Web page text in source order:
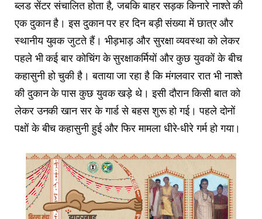
ब्लड सेंटर संचालित होता है, जबकि बाहर सड़क किनारे नाश्ते की
एक दुकान है। इस दुकान पर हर दिन बड़ी संख्या में छात्र और
स्थानीय युवक जुटते हैं। भीड़भाड़ और सुरक्षा व्यवस्था को लेकर
पहले भी कई बार कोचिंग के सुरक्षाकर्मियों और कुछ युवकों के बीच
कहासुनी हो चुकी है। बताया जा रहा है कि मंगलवार रात भी नाश्ते
की दुकान के पास कुछ युवक खड़े थे। इसी दौरान किसी बात को
लेकर उनकी खान सर के गार्ड से बहस शुरू हो गई। पहले दोनों
पक्षों के बीच कहासुनी हुई और फिर मामला धीरे-धीरे गर्म हो गया।